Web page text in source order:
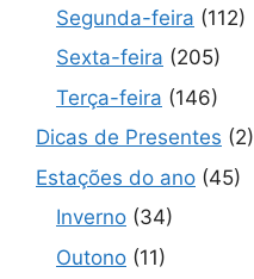
Segunda-feira (112)
Sexta-feira (205)
Terça-feira (146)
Dicas de Presentes (2)
Estações do ano (45)
Inverno (34)
Outono (11)